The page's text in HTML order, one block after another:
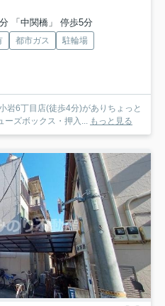
「中関橋」 停歩5分
都市ガス
駐輪場
岩6丁目店(徒歩4分)がありちょっと
ーズボックス・押入... もっと見る